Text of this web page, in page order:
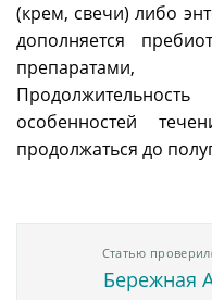
(крем, свечи) либо
дополняется
препаратами,
особенностей
продолжаться до
Статью
Бережная